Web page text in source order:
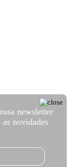
newsletter
as novidades